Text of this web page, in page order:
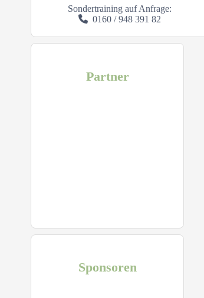
Sondertraining auf Anfrage:
0160 / 948 391 82
Partner
Sponsoren